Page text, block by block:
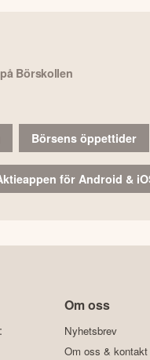
Börskollen
Börsens öppettider
för Android &
Om oss
Nyhetsbrev
Om oss & kontakt